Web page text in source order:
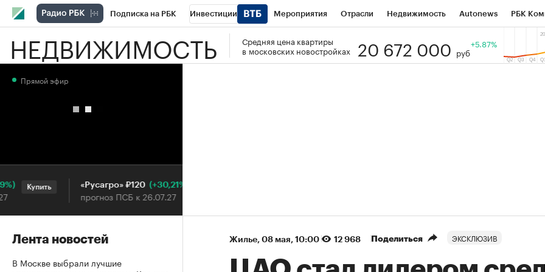
Подписка на РБК Инвестиции Мероприятия Отрасли Недвижимость Autonews РБК
РБК Вино Спорт Школа управления РБК РБК Образование Тренды
НЕДВИЖИМОСТЬ
Средняя цена квартиры
в московских новостройках
20 672 000 руб
+5.87%
Жилье⁠, 08 мая, 10:00 12 968 Поделиться ЭКСКЛЮЗИВ
Прямой эфир
Купить «Русагро» ₽120 (+30,21%)
прогноз ПСБ к 26.07.27
Лента новостей
В Москве выбрали лучшие